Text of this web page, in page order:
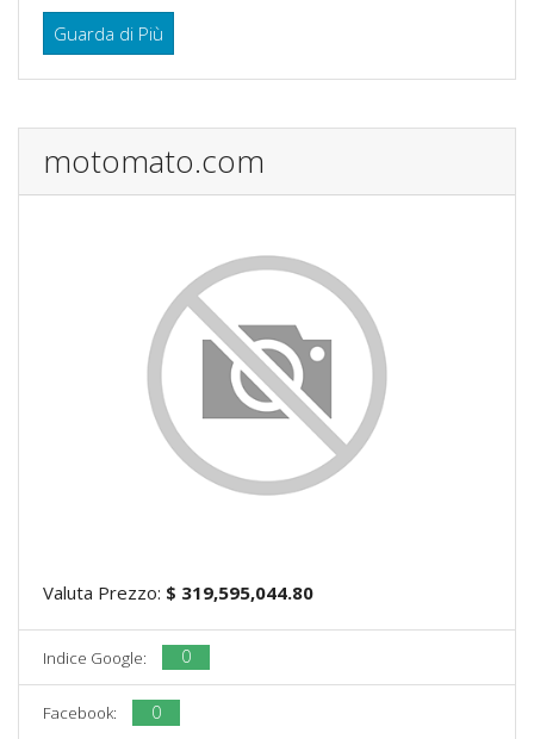
Guarda di Più
motomato.com
Valuta Prezzo: $ 319,595,044.80
Indice Google: 0
Facebook: 0